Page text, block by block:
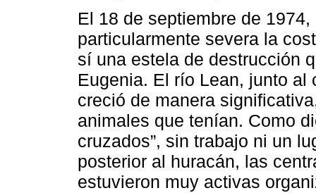
El 18 de septiembre de
particularmente severa la
sí una estela de destrucción
Eugenia. El río Lean, junto
creció de manera
animales que tenían. Como
cruzados”, sin trabajo ni un
posterior al huracán, las
estuvieron muy activas